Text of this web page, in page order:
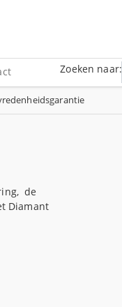
Zoeken naar:
de
Diamant